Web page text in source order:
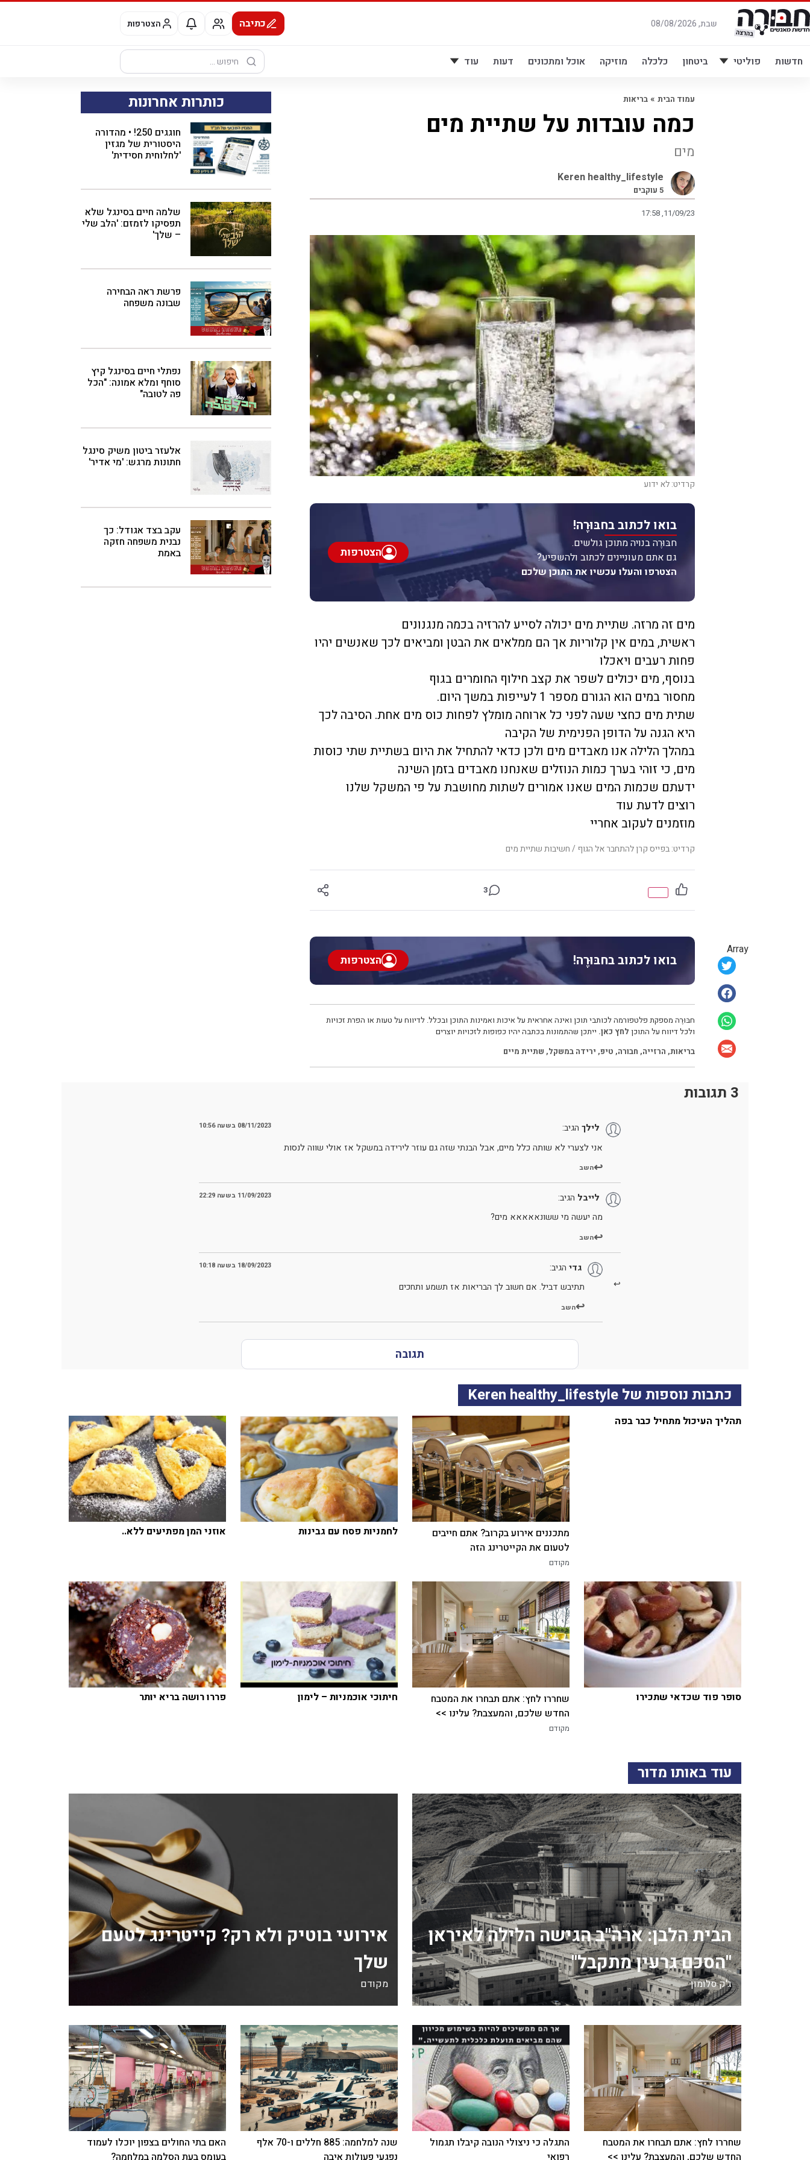
דלג
לתוכן
שבת, 08/08/2026 כתיבה הצטרפות
חדשות פוליטי ביטחון כלכלה מוזיקה אוכל ומתכונים דעות עוד
חיפוש:
Array
עמוד הבית » בריאות
כמה עובדות על שתיית מים
מים
Keren healthy_lifestyle
5 עוקבים
17:58 ,11/09/23
קרדיט: לא ידוע
בואו לכתוב בחבּוּרֶה!
חבּוּרֶה בנויה מתוכן גולשים.
גם אתם מעוניינים לכתוב ולהשפיע?
הצטרפו והעלו עכשיו את התוכן שלכם
הצטרפות
מים זה מרזה. שתיית מים יכולה לסייע להרזיה בכמה מנגנונים
ראשית, במים אין קלוריות אך הם ממלאים את הבטן ומביאים לכך שאנשים יהיו
פחות רעבים ויאכלו
בנוסף, מים יכולים לשפר את קצב חילוף החומרים בגוף
מחסור במים הוא הגורם מספר 1 לעייפות במשך היום.
שתית מים כחצי שעה לפני כל ארוחה מומלץ לפחות כוס מים אחת. הסיבה לכך
היא הגנה על הדופן הפנימית של הקיבה
במהלך הלילה אנו מאבדים מים ולכן כדאי להתחיל את היום בשתיית שתי כוסות
מים, כי זוהי בערך כמות הנוזלים שאנחנו מאבדים בזמן השינה
ידעתם שכמות המים שאנו אמורים לשתות מחושבת על פי המשקל שלנו
רוצים לדעת עוד
מוזמנים לעקוב אחריי
קרדיט: בפייס קרן להתחבר אל הגוף / חשיבות שתיית מים
3
בואו לכתוב בחבּוּרֶה! הצטרפות
חבּוּרֶה מספקת פלטפורמה לכותבי תוכן ואינה אחראית על איכות ואמינות התוכן ובכלל. לדיווח על טעות או הפרת זכויות
ולכל דיווח על התוכן לחץ כאן. ייתכן שהתמונות בכתבה יהיו כפופות לזכויות יוצרים
בריאות, הרזייה, חבורה, טיפ, ירידה במשקל, שתיית מיים
כותרות אחרונות
חוגגים 250! • מהדורה
היסטורית של מגזין
'לחלוחית חסידית'
שלמה חיים בסינגל שלא
תפסיקו לזמזם: 'הלב שלי
– שלך'
פרשת ראה הבחירה
שבונה משפחה
נפתלי חיים בסינגל קיץ
סוחף ומלא אמונה: "הכל
פה לטובה"
אלעזר ביטון משיק סינגל
חתונות מרגש: 'מי אדיר'
עקב בצד אגודל: כך
נבנית משפחה חזקה
באמת
3 תגובות
לילך הגיב: 08/11/2023 בשעה 10:56
אני לצערי לא שותה כלל מיים, אבל הבנתי שזה גם עוזר לירידה במשקל אז אולי שווה לנסות
השב
לייבל הגיב: 11/09/2023 בשעה 22:29
מה יעשה מי ששונאאאאא מים?
השב
גדי הגיב: 18/09/2023 בשעה 10:18
תתיבש דביל. אם חשוב לך הבריאות אז תשמע ותחכים
השב
תגובה
כתבות נוספות של Keren healthy_lifestyle
תהליך העיכול מתחיל כבר בפה
מתכננים אירוע בקרוב? אתם חייבים
לטעום את הקייטרינג הזה
מקודם
לחמניות פסח עם גבינות אוזני המן מפתיעים ללא..
סופר פוד שכדאי שתכירו
שחררו לחץ: אתם תבחרו את המטבח
החדש שלכם, והמעצבת? עלינו >>
מקודם
חיתוכי אוכמניות – לימון פררו רושה בריא יותר
עוד באותו מדור
הבית הלבן: ארה"ב הגישה הלילה לאיראן
"הסכם גרעין מתקבל"
ג'ק סלומון
אירועי בוטיק ולא רק? קייטרינג לטעם
שלך
מקודם
שחררו לחץ: אתם תבחרו את המטבח
התגלה כי ניצולי הנובה קיבלו תגמול
שנה למלחמה: 885 חללים ו-70 אלף
האם בתי החולים בצפון יוכלו לעמוד